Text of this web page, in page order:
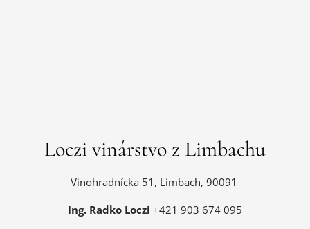
Loczi vinárstvo z Limbachu
Vinohradnícka 51, Limbach, 90091
Ing. Radko Loczi +421 903 674 095